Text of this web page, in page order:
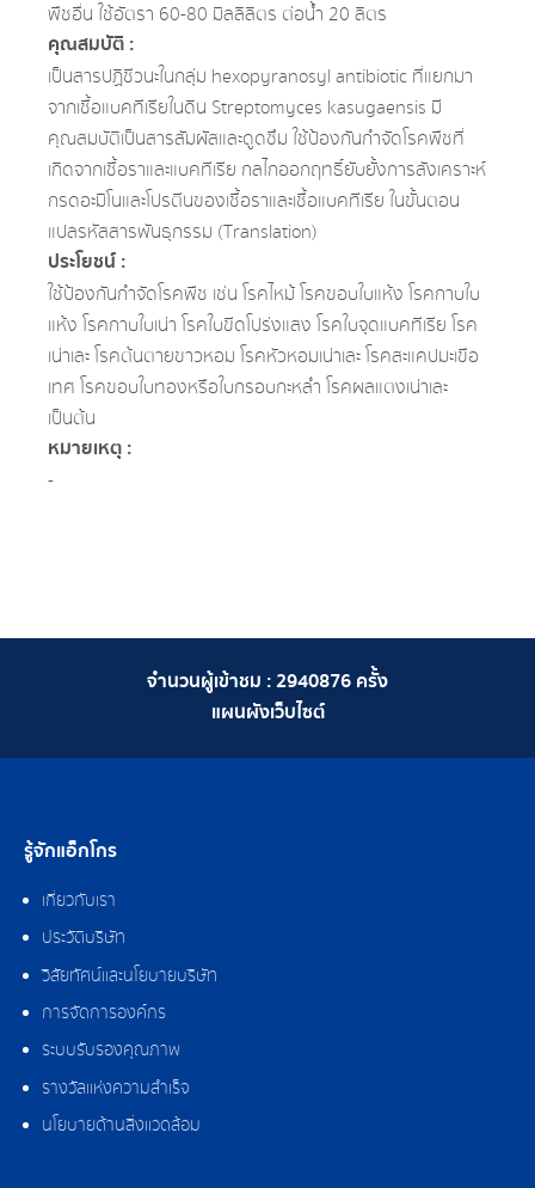
พืชอื่น ใช้อัตรา 60-80 มิลลิลิตร ต่อน้ำ 20 ลิตร
คุณสมบัติ :
เป็นสารปฏิชีวนะในกลุ่ม hexopyranosyl antibiotic ที่แยกมา
จากเชื้อแบคทีเรียในดิน Streptomyces kasugaensis มี
คุณสมบัติเป็นสารสัมผัสและดูดซึม ใช้ป้องกันกำจัดโรคพืชที่
เกิดจากเชื้อราและแบคทีเรีย กลไกออกฤทธิ์ยับยั้งการสังเคราะห์
กรดอะมิโนและโปรตีนของเชื้อราและเชื้อแบคทีเรีย ในขั้นตอน
แปลรหัสสารพันธุกรรม (Translation)
ประโยชน์ :
ใช้ป้องกันกำจัดโรคพืช เช่น โรคไหม้ โรคขอบใบแห้ง โรคกาบใบ
แห้ง โรคกาบใบเน่า โรคใบขีดโปร่งแสง โรคใบจุดแบคทีเรีย โรค
เน่าเละ โรคต้นตายขาวหอม โรคหัวหอมเน่าเละ โรคสะแคปมะเขือ
เทศ โรคขอบใบทองหรือใบกรอบกะหล่ำ โรคผลแตงเน่าเละ
เป็นต้น
หมายเหตุ :
-
จำนวนผู้เข้าชม :2940876 ครั้ง
แผนผังเว็บไซต์
รู้จักแอ็กโกร
เกี่ยวกับเรา
ประวัติบริษัท
วิสัยทัศน์และนโยบายบริษัท
การจัดการองค์กร
ระบบรับรองคุณภาพ
รางวัลแห่งความสำเร็จ
นโยบายด้านสิ่งแวดล้อม